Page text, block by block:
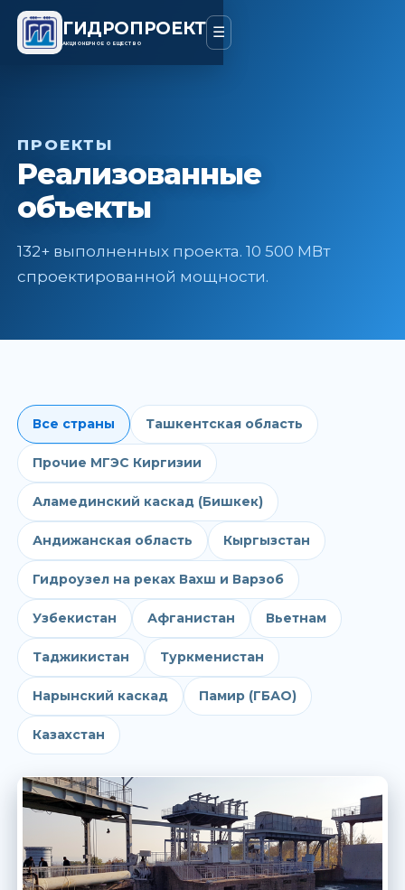
ГИДРОПРОЕКТ
АКЦИОНЕРНОЕ ОБЩЕСТВО
☰
ПРОЕКТЫ
Реализованные
объекты
132+ выполненных проекта. 10 500 МВт
спроектированной мощности.
Все страны Ташкентская область
Прочие МГЭС Киргизии
Аламединский каскад (Бишкек)
Андижанская область Кыргызстан
Гидроузел на реках Вахш и Варзоб
Узбекистан Афганистан Вьетнам
Таджикистан Туркменистан
Нарынский каскад Памир (ГБАО)
Казахстан